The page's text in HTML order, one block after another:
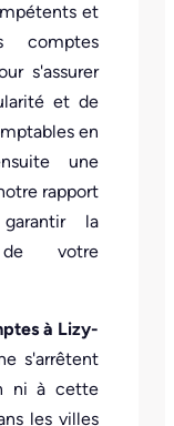
et
comptes
s'assurer
et de
en
une
rapport
la
de votre
à Lizy-
s'arrêtent
ni à cette
les villes